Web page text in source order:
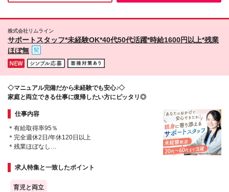
梅田／心斎橋／本町／京橋など 京都：京都／烏丸／
岡：博多／天神／早良／北九州など ★車通勤が可能
なプロジェクトあり！ ★将来的にリモートワーク可
ーク/フルリモート） （変更の範囲）上記を除く当社
株式会社リムライン
サポートスタッフ*未経験OK*40代50代活躍*時給1600円以上*残業
ほぼ無
◇マニュアル完備だから未経験でも安心♪◇
家庭と両立できる仕事に復帰したい方にピッタリ◎
仕事内容
＊有給取得率95％
＊完全週休2日/年休120日以上
＊残業ほぼなし
＊ワーキングママもOK！
求人特集と一致したポイント
育児と両立